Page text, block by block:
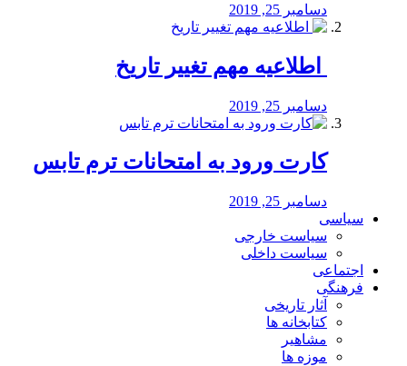
دسامبر 25, 2019
️ اطلاعیه مهم تغییر تاریخ
دسامبر 25, 2019
کارت ورود به امتحانات ترم تابس
دسامبر 25, 2019
سیاسی
سیاست خارجی
سیاست داخلی
اجتماعی
فرهنگی
آثار تاریخی
کتابخانه ها
مشاهیر
موزه ها